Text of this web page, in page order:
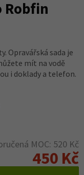
Robfin
Opravářská sada je
mít na vodě
i doklady a telefon.
MOC: 520 Kč
450 Kč